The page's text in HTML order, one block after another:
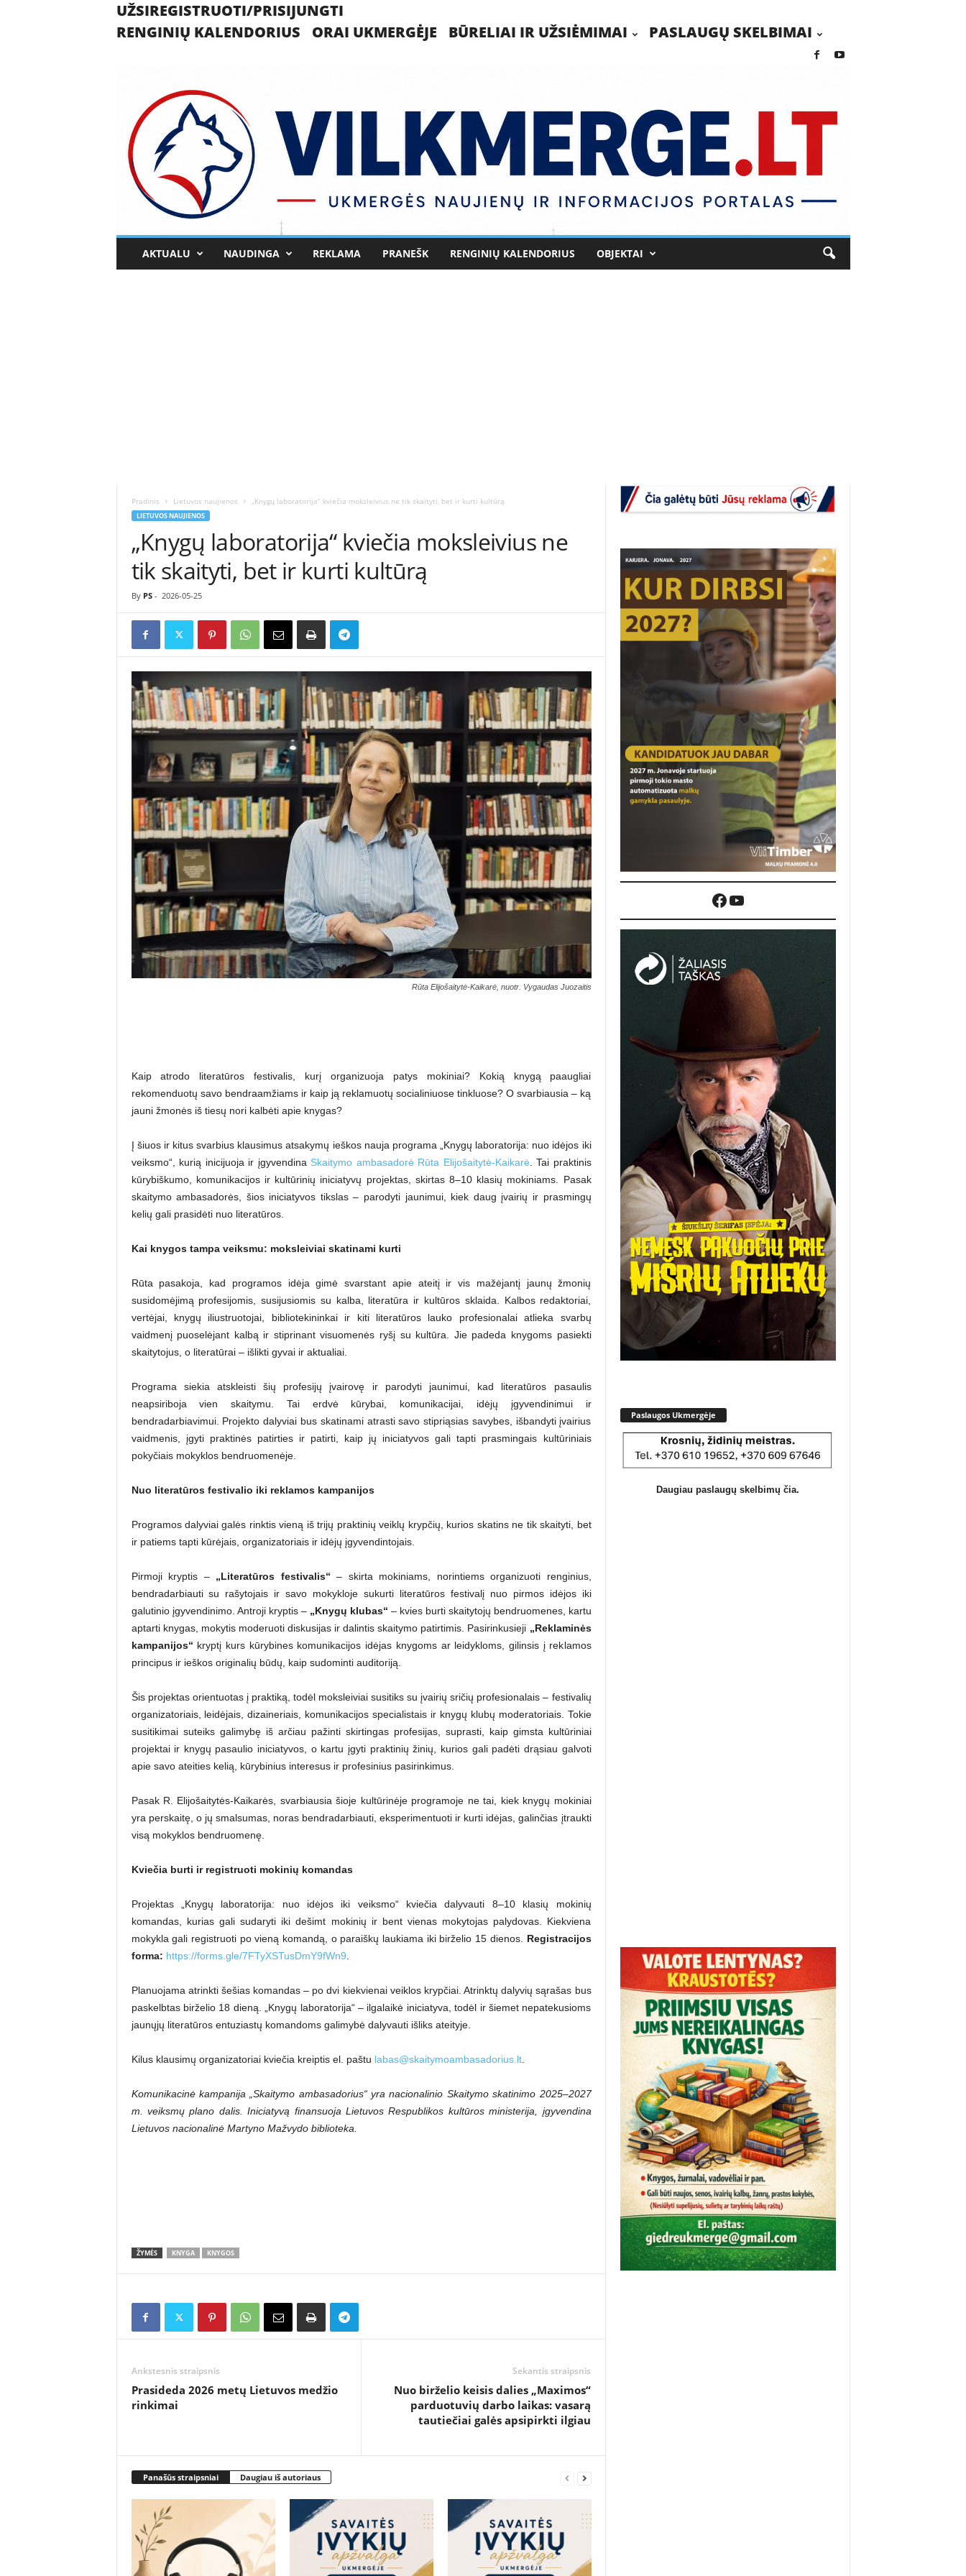
UŽSIREGISTRUOTI/PRISIJUNGTI
RENGINIŲ KALENDORIUS
ORAI UKMERGĖJE BŪRELIAI IR UŽSIĖMIMAI PASLAUGŲ SKELBIMAI
m
p
AKTUALU NAUDINGA REKLAMA PRANEŠK RENGINIŲ KALENDORIUS OBJEKTAI
Pradinis Lietuvos naujienos „Knygų laboratorija“ kviečia moksleivius ne tik skaityti, bet ir kurti kultūrą
LIETUVOS NAUJIENOS
„Knygų laboratorija“ kviečia moksleivius ne
tik skaityti, bet ir kurti kultūrą
By PS- 2026-05-25
Rūta Elijošaitytė-Kaikarė, nuotr. Vygaudas Juozaitis
Kaip atrodo literatūros festivalis, kurį organizuoja patys mokiniai? Kokią knygą paaugliai
rekomenduotų savo bendraamžiams ir kaip ją reklamuotų socialiniuose tinkluose? O svarbiausia – ką
jauni žmonės iš tiesų nori kalbėti apie knygas?
Į šiuos ir kitus svarbius klausimus atsakymų ieškos nauja programa „Knygų laboratorija: nuo idėjos iki
veiksmo“, kurią inicijuoja ir įgyvendina Skaitymo ambasadorė Rūta Elijošaitytė-Kaikarė . Tai praktinis
kūrybiškumo, komunikacijos ir kultūrinių iniciatyvų projektas, skirtas 8–10 klasių mokiniams. Pasak
skaitymo ambasadorės, šios iniciatyvos tikslas – parodyti jaunimui, kiek daug įvairių ir prasmingų
kelių gali prasidėti nuo literatūros.
Kai knygos tampa veiksmu: moksleiviai skatinami kurti
Rūta pasakoja, kad programos idėja gimė svarstant apie ateitį ir vis mažėjantį jaunų žmonių
susidomėjimą profesijomis, susijusiomis su kalba, literatūra ir kultūros sklaida. Kalbos redaktoriai,
vertėjai, knygų iliustruotojai, bibliotekininkai ir kiti literatūros lauko profesionalai atlieka svarbų
vaidmenį puoselėjant kalbą ir stiprinant visuomenės ryšį su kultūra. Jie padeda knygoms pasiekti
skaitytojus, o literatūrai – išlikti gyvai ir aktualiai.
Programa siekia atskleisti šių profesijų įvairovę ir parodyti jaunimui, kad literatūros pasaulis
neapsiriboja vien skaitymu. Tai erdvė kūrybai, komunikacijai, idėjų įgyvendinimui ir
bendradarbiavimui. Projekto dalyviai bus skatinami atrasti savo stipriąsias savybes, išbandyti įvairius
vaidmenis, įgyti praktinės patirties ir patirti, kaip jų iniciatyvos gali tapti prasmingais kultūriniais
pokyčiais mokyklos bendruomenėje.
Nuo literatūros festivalio iki reklamos kampanijos
Programos dalyviai galės rinktis vieną iš trijų praktinių veiklų krypčių, kurios skatins ne tik skaityti, bet
ir patiems tapti kūrėjais, organizatoriais ir idėjų įgyvendintojais.
Pirmoji kryptis – „Literatūros festivalis“ – skirta mokiniams, norintiems organizuoti renginius,
bendradarbiauti su rašytojais ir savo mokykloje sukurti literatūros festivalį nuo pirmos idėjos iki
galutinio įgyvendinimo. Antroji kryptis – „Knygų klubas“ – kvies burti skaitytojų bendruomenes, kartu
aptarti knygas, mokytis moderuoti diskusijas ir dalintis skaitymo patirtimis. Pasirinkusieji „Reklaminės
kampanijos“ kryptį kurs kūrybines komunikacijos idėjas knygoms ar leidykloms, gilinsis į reklamos
principus ir ieškos originalių būdų, kaip sudominti auditoriją.
Šis projektas orientuotas į praktiką, todėl moksleiviai susitiks su įvairių sričių profesionalais – festivalių
organizatoriais, leidėjais, dizaineriais, komunikacijos specialistais ir knygų klubų moderatoriais. Tokie
susitikimai suteiks galimybę iš arčiau pažinti skirtingas profesijas, suprasti, kaip gimsta kultūriniai
projektai ir knygų pasaulio iniciatyvos, o kartu įgyti praktinių žinių, kurios gali padėti drąsiau galvoti
apie savo ateities kelią, kūrybinius interesus ir profesinius pasirinkimus.
Pasak R. Elijošaitytės-Kaikarės, svarbiausia šioje kultūrinėje programoje ne tai, kiek knygų mokiniai
yra perskaitę, o jų smalsumas, noras bendradarbiauti, eksperimentuoti ir kurti idėjas, galinčias įtraukti
visą mokyklos bendruomenę.
Kviečia burti ir registruoti mokinių komandas
Projektas „Knygų laboratorija: nuo idėjos iki veiksmo“ kviečia dalyvauti 8–10 klasių mokinių
komandas, kurias gali sudaryti iki dešimt mokinių ir bent vienas mokytojas palydovas. Kiekviena
mokykla gali registruoti po vieną komandą, o paraiškų laukiama iki birželio 15 dienos.
Registracijos
forma: https://forms.gle/7FTyXSTusDmY9fWn9
Planuojama atrinkti šešias komandas – po dvi kiekvienai veiklos krypčiai. Atrinktų dalyvių sąrašas bus
paskelbtas birželio 18 dieną. „Knygų laboratorija“ – ilgalaikė iniciatyva, todėl ir šiemet nepatekusioms
jaunųjų literatūros entuziastų komandoms galimybė dalyvauti išliks ateityje.
Kilus klausimų organizatoriai kviečia kreiptis el. paštu labas@skaitymoambasadorius.lt.
Komunikacinė kampanija „Skaitymo ambasadorius“ yra nacionalinio Skaitymo skatinimo 2025–2027
m. veiksmų plano dalis. Iniciatyvą finansuoja Lietuvos Respublikos kultūros ministerija, įgyvendina
Lietuvos nacionalinė Martyno Mažvydo biblioteka.
ŽYMĖS KNYGA KNYGOS
Ankstesnis straipsnis
Prasideda 2026 metų Lietuvos medžio
rinkimai
Sekantis straipsnis
Nuo birželio keisis dalies „Maximos“
parduotuvių darbo laikas: vasarą
tautiečiai galės apsipirkti ilgiau
Panašūs straipsniai Daugiau iš autoriaus
Facebook
YouTube
Paslaugos Ukmergėje
Daugiau paslaugų skelbimų čia.